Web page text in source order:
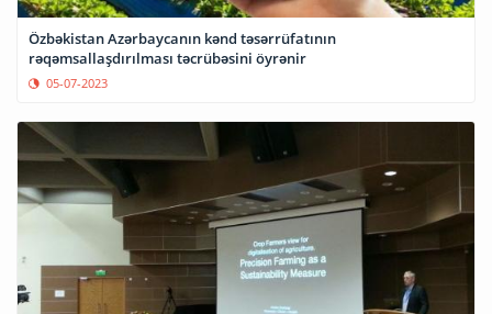
Özbəkistan Azərbaycanın kənd təsərrüfatının
rəqəmsallaşdırılması təcrübəsini öyrənir
05-07-2023